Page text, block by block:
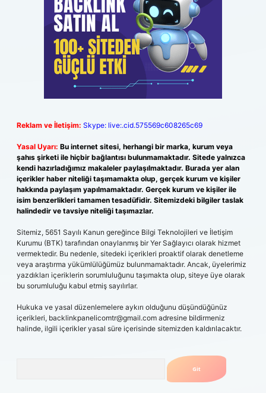
Reklam ve İletişim: Skype: live:.cid.575569c608265c69
Yasal Uyarı: Bu internet sitesi, herhangi bir marka, kurum veya
şahıs şirketi ile hiçbir bağlantısı bulunmamaktadır. Sitede yalnızca
kendi hazırladığımız makaleler paylaşılmaktadır. Burada yer alan
içerikler haber niteliği taşımamakta olup, gerçek kurum ve kişiler
hakkında paylaşım yapılmamaktadır. Gerçek kurum ve kişiler ile
isim benzerlikleri tamamen tesadüfidir. Sitemizdeki bilgiler taslak
halindedir ve tavsiye niteliği taşımazlar.
Sitemiz, 5651 Sayılı Kanun gereğince Bilgi Teknolojileri ve İletişim
Kurumu (BTK) tarafından onaylanmış bir Yer Sağlayıcı olarak hizmet
vermektedir. Bu nedenle, sitedeki içerikleri proaktif olarak denetleme
veya araştırma yükümlülüğümüz bulunmamaktadır. Ancak, üyelerimiz
yazdıkları içeriklerin sorumluluğunu taşımakta olup, siteye üye olarak
bu sorumluluğu kabul etmiş sayılırlar.
Hukuka ve yasal düzenlemelere aykırı olduğunu düşündüğünüz
içerikleri, backlinkpanelicomtr@gmail.com adresine bildirmeniz
halinde, ilgili içerikler yasal süre içerisinde sitemizden kaldırılacaktır.